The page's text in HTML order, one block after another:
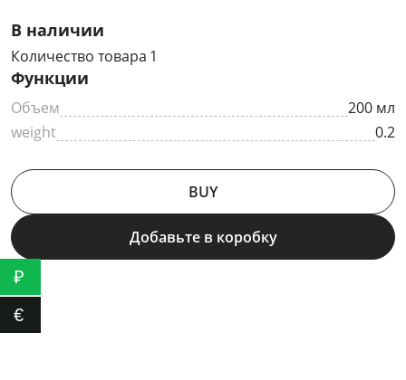
В наличии
Количество товара 1
Функции
Объем
200 мл
weight
0.2
BUY
Добавьте в коробку
₽
€